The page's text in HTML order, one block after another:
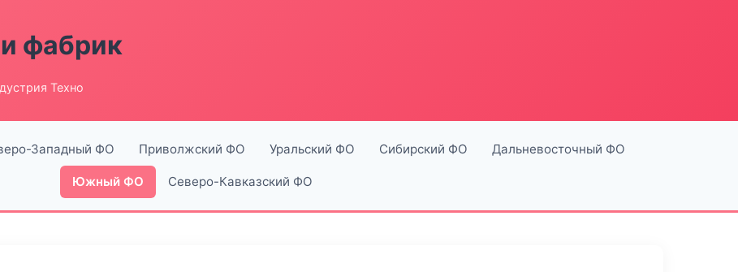
фабрик
Техно
Западный ФО Приволжский ФО Уральский ФО Сибирский ФО Дальневосточный ФО
Южный ФО Северо-Кавказский ФО